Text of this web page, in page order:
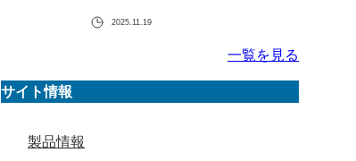
2025.11.19
一覧を見る
サイト情報
製品情報